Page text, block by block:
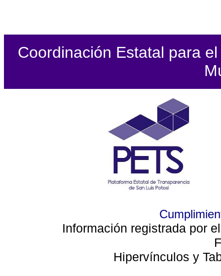
Coordinación Estatal para
Información registrada por
Hipervínculos y